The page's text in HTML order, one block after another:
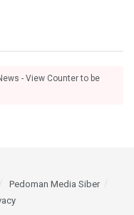
- View Counter to be
Pedoman Media Siber